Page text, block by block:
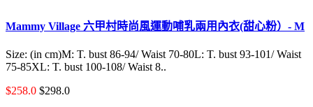
Mammy Village 六甲村時尚風運動哺乳兩用內衣(甜心粉）- M
Size: (in cm)M: T. bust 86-94/ Waist 70-80L: T. bust 93-101/ Waist
75-85XL: T. bust 100-108/ Waist 8..
$258.0 $298.0